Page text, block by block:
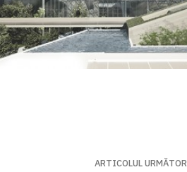
ARTICOLUL URMĂTOR